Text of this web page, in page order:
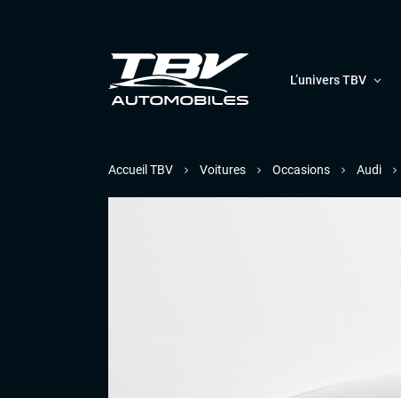
L’univers TBV
Accueil TBV Voitures Occasions Audi